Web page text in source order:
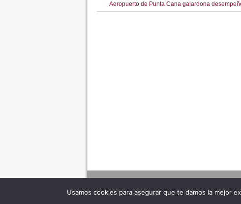
Aeropuerto de Punta Cana galardona
Usamos cookies para asegurar que te damos la mejor